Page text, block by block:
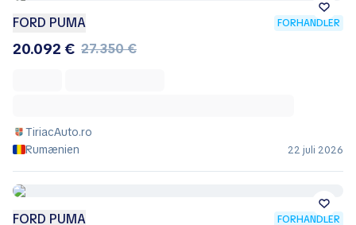
FORD PUMA FORHANDLER
20.092 € 27.350 €
TiriacAuto.ro
Rumænien
22 juli 2026
FORD PUMA FORHANDLER